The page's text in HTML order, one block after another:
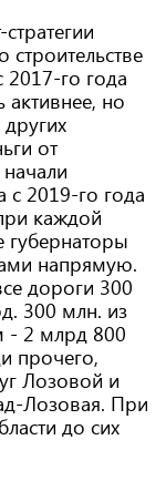
2017-го года
активнее, но
от
с 2019-го года
каждой
губернаторы
напрямую.
дороги 300
300 млн. из
- 2 млрд 800
прочего,
Лозовой и
Лозовая. При
до сих